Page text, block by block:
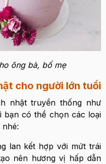
ông bà, bố mẹ
cho người lớn tuổi
nhật truyền thống như
bạn có thể chọn các loại
lan kết hợp với mứt trái
nên hương vị hấp dẫn